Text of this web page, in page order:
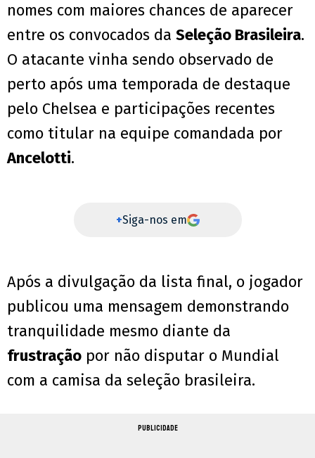
nomes com maiores chances de aparecer
entre os convocados da Seleção Brasileira.
O atacante vinha sendo observado de
perto após uma temporada de destaque
pelo Chelsea e participações recentes
como titular na equipe comandada por
Ancelotti.
+Siga-nos em
Após a divulgação da lista final, o jogador
publicou uma mensagem demonstrando
tranquilidade mesmo diante da
frustração por não disputar o Mundial
com a camisa da seleção brasileira.
PUBLICIDADE